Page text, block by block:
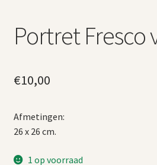
Portret Fresco
€10,00
Afmetingen:
26 x 26 cm.
1 op voorraad